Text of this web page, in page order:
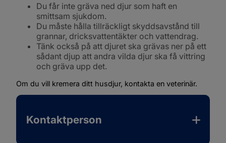
Du får inte gräva ned djur som haft en
smittsam sjukdom.
Du måste hålla tillräckligt skyddsavstånd till
grannar, dricksvattentäkter och vattendrag.
Tänk också på att djuret ska grävas ner på ett
sådant djup att andra vilda djur ska få vittring
och gräva upp det.
Om du vill kremera ditt husdjur, kontakta en veterinär.
Kontaktperson